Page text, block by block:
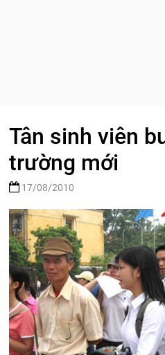
Tân sinh viên
trường mới
17/08/2010